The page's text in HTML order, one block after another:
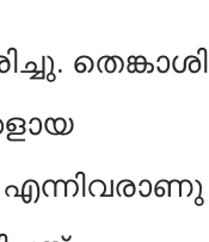
തെങ്കാശി
എന്നിവരാണു